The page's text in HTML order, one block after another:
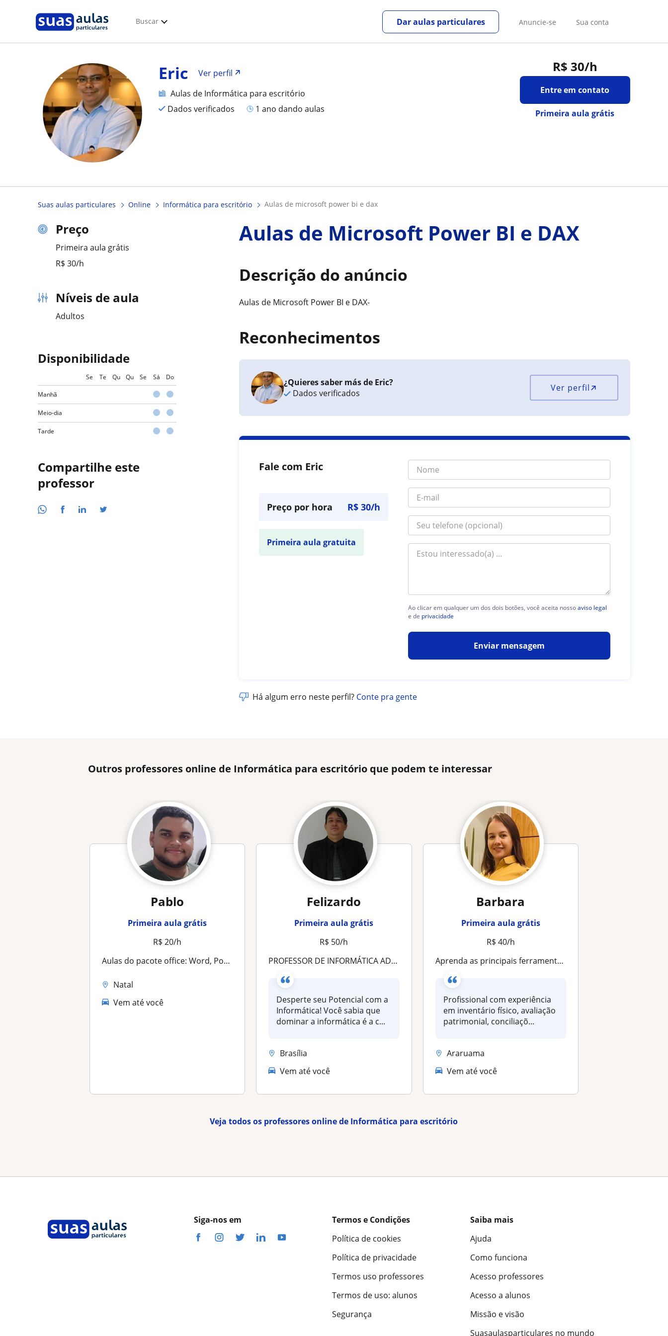
Buscar Anuncie-se Sua conta
Dar aulas particulares
R$ 30/h
Entre em contato
Primeira aula grátis
Eric
Ver perfil
Aulas de Informática para escritório
Dados verificados
1 ano dando aulas
Suas aulas particulares Online Informática para escritório aulas de microsoft power bi e dax
Preço
Primeira aula grátis
R$ 30/h
Níveis de aula
Adultos
Disponibilidade
Se Te Qu Qu Se Sá Do
Manhã
Meio-dia
Tarde
Compartilhe este
professor
Aulas de Microsoft Power BI e DAX
Descrição do anúncio
Aulas de Microsoft Power BI e DAX-
Reconhecimentos
¿Quieres saber más de Eric?
Dados verificados
Ver perfil
Fale com Eric
Preço por hora R$ 30/h
Primeira aula gratuita
Ao clicar em qualquer um dos dois botões, você aceita nossoaviso legal
e de privacidade
Enviar mensagem
Há algum erro neste perfil? Conte pra gente
Outros professores online de Informática para escritório que podem te interessar
Pablo
Primeira aula grátis
R$ 20/h
Aulas do pacote office: Word, Power Point e Excel
Natal
Vem até você
Felizardo
Primeira aula grátis
R$ 50/h
PROFESSOR DE INFORMÁTICA ADMINISTRATIVA
Desperte seu Potencial com a
Informática! Você sabia que
dominar a informática é a c...
Brasília
Vem até você
Barbara
Primeira aula grátis
R$ 40/h
Aprenda as principais ferramentas utilizadas nas áreas administrativas
Profissional com experiência
em inventário físico, avaliação
patrimonial, conciliaçõ...
Araruama
Vem até você
Veja todos os professores online de Informática para escritório
Siga-nos em
Termos e Condições
Política de cookies
Política de privacidade
Termos uso professores
Termos de uso: alunos
Segurança
Saiba mais
Ajuda
Como funciona
Acesso professores
Acesso a alunos
Missão e visão
Suasaulasparticulares no mundo